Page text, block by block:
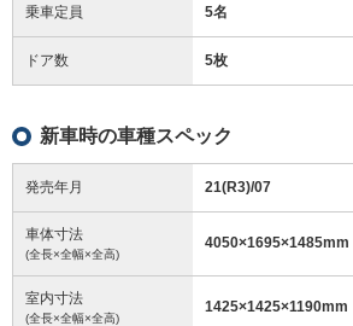
乗車定員 5名
ドア数 5枚
新車時の車種スペック
発売年月 21(R3)/07
車体寸法
(全長×全幅×全高)
4050×1695×1485mm
室内寸法
(全長×全幅×全高)
1425×1425×1190mm